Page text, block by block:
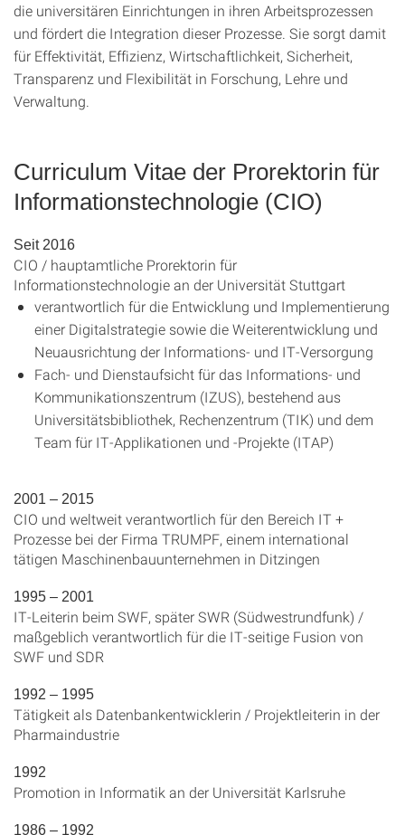
die universitären Einrichtungen in ihren Arbeitsprozessen
und fördert die Integration dieser Prozesse. Sie sorgt damit
für Effektivität, Effizienz, Wirtschaftlichkeit, Sicherheit,
Transparenz und Flexibilität in Forschung, Lehre und
Verwaltung.
Curriculum Vitae der Prorektorin für
Informationstechnologie (CIO)
Seit 2016
CIO / hauptamtliche Prorektorin für
Informationstechnologie an der Universität Stuttgart
verantwortlich für die Entwicklung und Implementierung
einer Digitalstrategie sowie die Weiterentwicklung und
Neuausrichtung der Informations- und IT-Versorgung
Fach- und Dienstaufsicht für das Informations- und
Kommunikationszentrum (IZUS), bestehend aus
Universitätsbibliothek, Rechenzentrum (TIK) und dem
Team für IT-Applikationen und -Projekte (ITAP)
2001 – 2015
CIO und weltweit verantwortlich für den Bereich IT +
Prozesse bei der Firma TRUMPF, einem international
tätigen Maschinenbauunternehmen in Ditzingen
1995 – 2001
IT-Leiterin beim SWF, später SWR (Südwestrundfunk) /
maßgeblich verantwortlich für die IT-seitige Fusion von
SWF und SDR
1992 – 1995
Tätigkeit als Datenbankentwicklerin / Projektleiterin in der
Pharmaindustrie
1992
Promotion in Informatik an der Universität Karlsruhe
1986 – 1992